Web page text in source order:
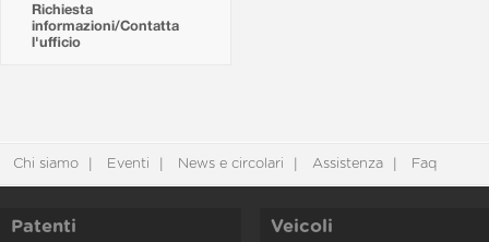
Richiesta
informazioni/Contatta
l'ufficio
Chi siamo Eventi News e circolari Assistenza Faq
Patenti Veicoli